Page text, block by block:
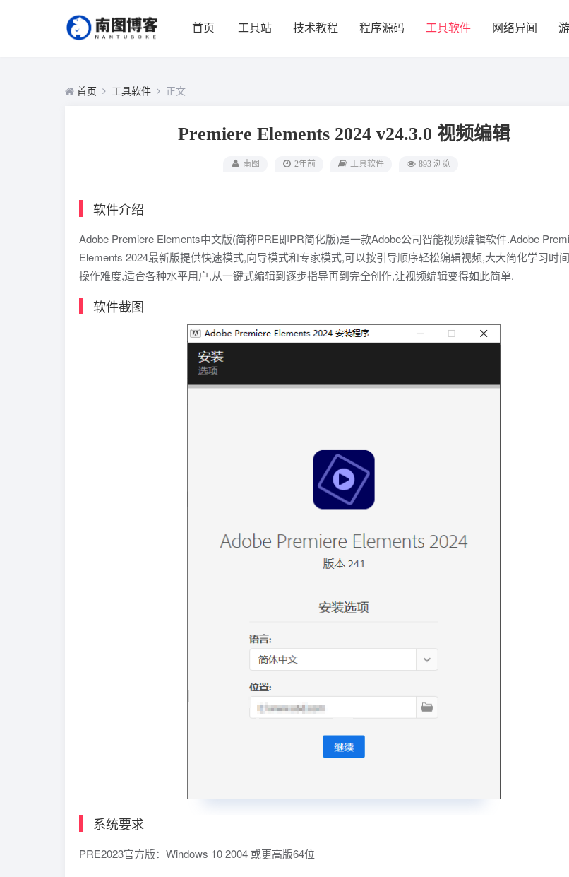
首页 工具站 技术教程 程序源码 工具软件 网络异闻
首页 工具软件 正文
Premiere Elements 2024 v24.3.0 视频编辑
南图 2年前 工具软件 893 浏览
软件介绍
Adobe Premiere Elements中文版(简称PRE即PR简化版)是一款Adobe公司智能视频编辑软件.Adobe
Elements 2024最新版提供快速模式,向导模式和专家模式,可以按引导顺序轻松编辑视频,大大简化学习时
操作难度,适合各种水平用户,从一键式编辑到逐步指导再到完全创作,让视频编辑变得如此简单.
软件截图
系统要求
PRE2023官方版：Windows 10 2004 或更高版64位